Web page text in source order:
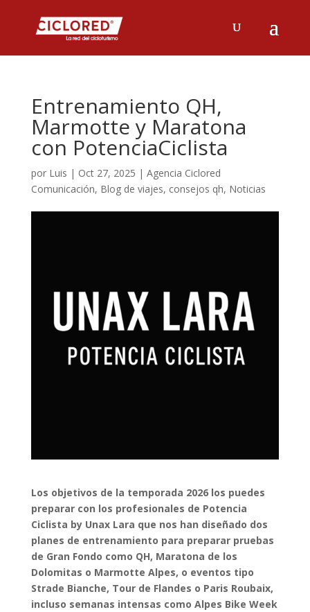
Entrenamiento QH,
Marmotte y Maratona
con PotenciaCiclista
por Luis | Oct 27, 2025 | Agencia Ciclored
Comunicación, Blog de viajes, consejos qh, Noticias
Los objetivos de la temporada 2026 los puedes
preparar con los profesionales de Potencia
Ciclista by Unax Lara que nos han diseñado dos
planes de entrenamiento para preparar pruebas
de Gran Fondo como QH, Maratona de los
Dolomitas o Marmotte Alpes, o eventos tipo
Strade Bianche, Tour de Flandes o Paris Roubaix,
incluso semanas intensas como Alpes Bike Week